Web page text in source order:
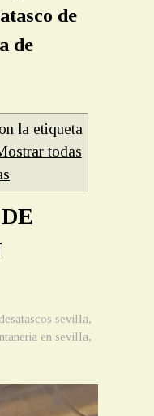
de
de
la etiqueta
todas
desatascos sevilla,
en sevilla,